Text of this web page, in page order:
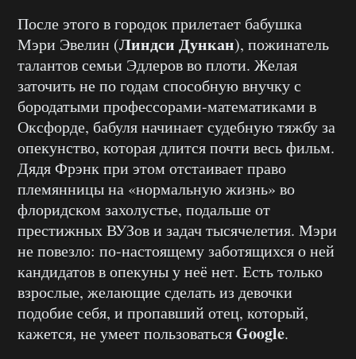
После этого в городок прилетает бабушка
Мэри Эвелин (Линдси Дункан), пожинатель
талантов семьи Эдлеров во плоти. Желая
заточить не по годам способную внучку с
бородатыми профессорами-математиками в
Оксфорде, бабуля начинает судебную тяжбу за
опекунство, которая длится почти весь фильм.
Дядя Фрэнк при этом отстаивает право
племянницы на «нормальную жизнь» во
флоридском захолустье, подальше от
престижных ВУЗов и задач тысячелетия. Мэри
не повезло: по-настоящему заботящихся о ней
кандидатов в опекуны у неё нет. Есть только
взрослые, желающие сделать из девочки
подобие себя, и пропавший отец, который,
кажется, не умеет пользоватьсяGoogle.